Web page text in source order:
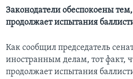
Законодатели обеспокоены
продолжает испытания
Как сообщил председатель
иностранным делам, тот факт,
продолжает испытания